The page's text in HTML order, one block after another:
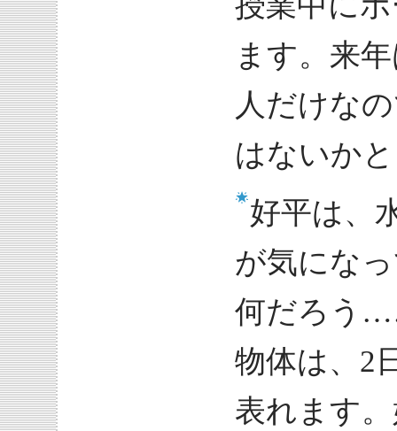
ます。来
人だけな
はないか
好平は、
が気にな
何だろう
物体は、2
表れます